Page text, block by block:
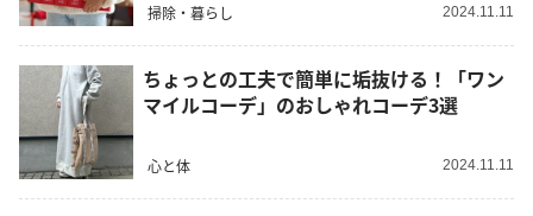
掃除・暮らし 2024.11.11
ちょっとの工夫で簡単に垢抜ける！「ワン
マイルコーデ」のおしゃれコーデ3選
心と体 2024.11.11